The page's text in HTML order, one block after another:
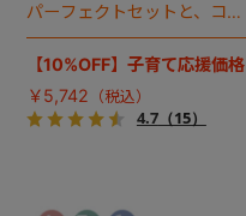
パーフェクトセットと、コン
パクトエプロンのお得なセッ
ト。
【10%OFF】子育て応援価格
￥5,742
4.7（15）